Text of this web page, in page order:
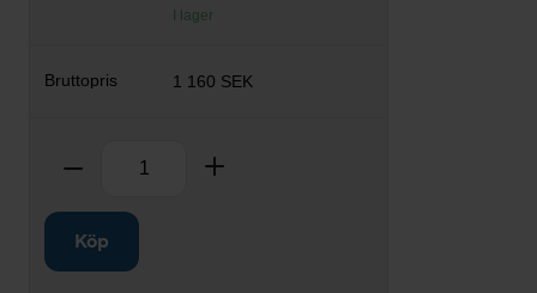
I lager
1 160 SEK
Ta bort
Köp